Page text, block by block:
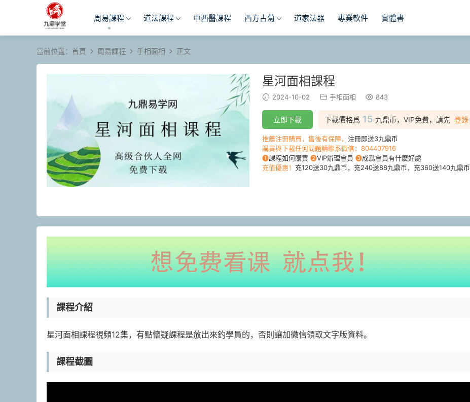
周易課程 道法課程 中西醫課程 西方占蔔 道家法器 專業軟件 實體書
當前位置： 首頁 周易課程 手相面相 正文
星河面相課程
2024-10-02 手相面相 843
下載價格爲 15 九鼎币，VIP免費，請先 登錄
立即下載
推薦注冊購買，售後有保障， 注冊即送3九鼎币
購買與下載任何問題請聯系微信：804407916
❶課程如何購買 ❷VIP辦理會員 ❸成爲會員有什麽好處
充值優惠！ 充120送30九鼎币，充240送88九鼎币，充360送140九鼎币
課程介紹
星河面相課程視頻12集，有點懷疑課程是放出來釣學員的，否則讓加微信領取文字版資料。
課程截圖